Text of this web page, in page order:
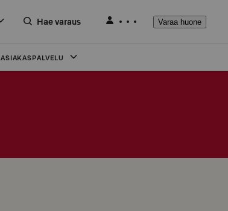
Hae varaus Varaa huone
ASIAKASPALVELU